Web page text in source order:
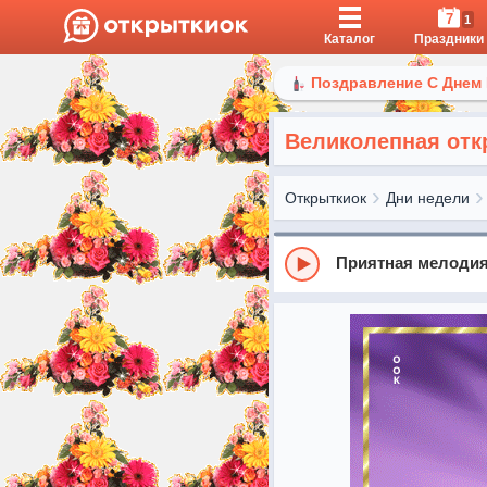
Каталог
7 1
Праздники
Поздравление С
Великолепная
Открыткиок Дни недели
Приятная